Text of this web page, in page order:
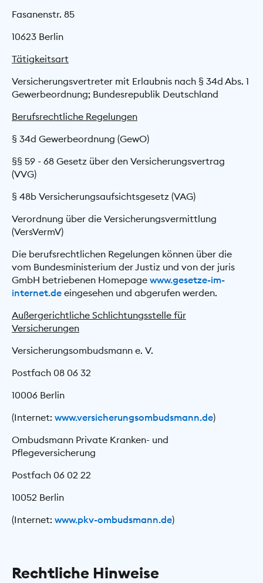
Fasanenstr. 85
10623 Berlin
Tätigkeitsart
Versicherungsvertreter mit Erlaubnis nach § 34d Abs. 1
Gewerbeordnung; Bundesrepublik Deutschland
Berufsrechtliche Regelungen
§ 34d Gewerbeordnung (GewO)
§§ 59 - 68 Gesetz über den Versicherungs­vertrag
(VVG)
§ 48b Versicherungsaufsichtsgesetz (VAG)
Verordnung über die Versicherungsvermittlung
(VersVermV)
Die berufsrechtlichen Regelungen können über die
vom Bundesministerium der Justiz und von der juris
GmbH betriebenen Homepage www.gesetze-im-
internet.de eingesehen und abgerufen werden.
Außergerichtliche Schlichtungsstelle für
Versicherungen
Versicherungsombudsmann e. V.
Postfach 08 06 32
10006 Berlin
(Internet: www.versicherungsombudsmann.de)
Ombudsmann Private Kranken- und
Pflegeversicherung
Postfach 06 02 22
10052 Berlin
(Internet: www.pkv-ombudsmann.de)
Rechtliche Hinweise